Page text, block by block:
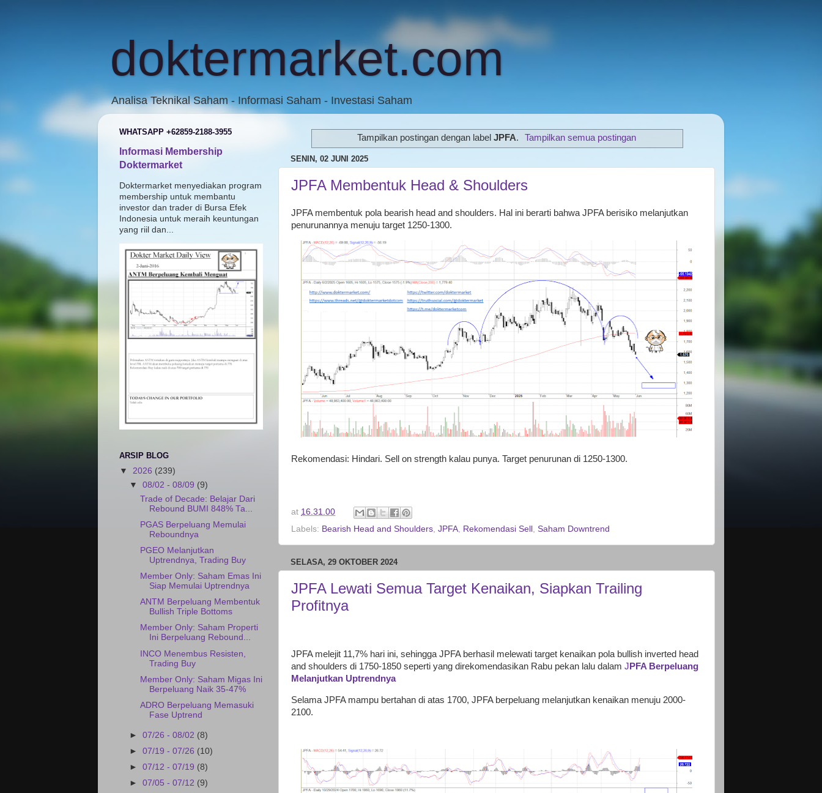
doktermarket.com
Analisa Teknikal Saham - Informasi Saham - Investasi Saham
Tampilkan postingan dengan labelJPFA. Tampilkan semua postingan
SENIN, 02 JUNI 2025
JPFA Membentuk Head & Shoulders
JPFA membentuk pola bearish head and shoulders. Hal ini berarti bahwa JPFA berisiko melanjutkan
penurunannya menuju target 1250-1300.
Rekomendasi: Hindari. Sell on strength kalau punya. Target penurunan di 1250-1300.
at 16.31.00
Labels: Bearish Head and Shoulders JPFA Rekomendasi Sell Saham Downtrend
SELASA, 29 OKTOBER 2024
JPFA Lewati Semua Target Kenaikan, Siapkan Trailing
Profitnya
JPFA melejit 11,7% hari ini, sehingga JPFA berhasil melewati target kenaikan pola bullish inverted head
and shoulders di 1750-1850 seperti yang direkomendasikan Rabu pekan lalu dalam J PFA Berpeluang
Melanjutkan Uptrendnya
Selama JPFA mampu bertahan di atas 1700, JPFA berpeluang melanjutkan kenaikan menuju 2000-
2100.
WHATSAPP +62859-2188-3955
Informasi Membership
Doktermarket
Doktermarket menyediakan program
membership untuk membantu
investor dan trader di Bursa Efek
Indonesia untuk meraih keuntungan
yang riil dan...
ARSIP BLOG
▼ 2026 (239)
▼08/02 - 08/09 (9)
Trade of Decade: Belajar Dari
Rebound BUMI 848% Ta...
PGAS Berpeluang Memulai
Reboundnya
PGEO Melanjutkan
Uptrendnya, Trading Buy
Member Only: Saham Emas Ini
Siap Memulai Uptrendnya
ANTM Berpeluang Membentuk
Bullish Triple Bottoms
Member Only: Saham Properti
Ini Berpeluang Rebound...
INCO Menembus Resisten,
Trading Buy
Member Only: Saham Migas Ini
Berpeluang Naik 35-47%
ADRO Berpeluang Memasuki
Fase Uptrend
►07/26 - 08/02 (8)
►07/19 - 07/26 (10)
►07/12 - 07/19 (8)
►07/05 - 07/12 (9)